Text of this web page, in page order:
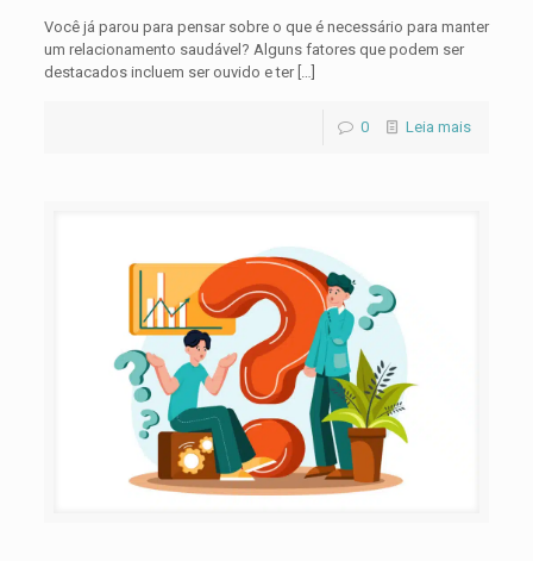
Você já parou para pensar sobre o que é necessário para manter
um relacionamento saudável? Alguns fatores que podem ser
destacados incluem ser ouvido e ter[…]
0 Leia mais